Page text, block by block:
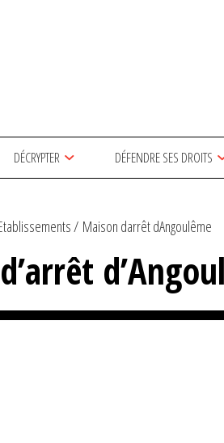
DÉCRYPTER DÉFENDRE SES DROITS
Maison darrêt dAngoulême